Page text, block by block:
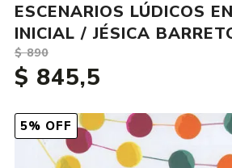
5% OFF
ESCENARIOS LÚDICOS
INICIAL / JÉSICA
$ 890
$ 845,5